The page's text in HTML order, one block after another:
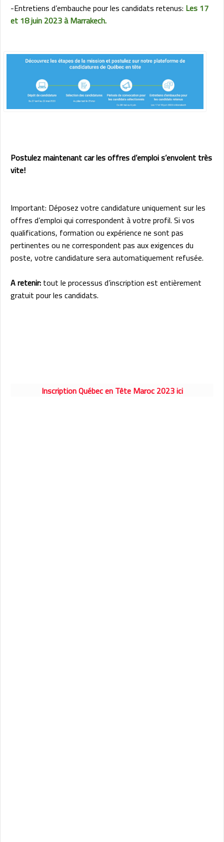
-Entretiens d’embauche pour les candidats retenus: Les 17
et 18 juin 2023 à Marrakech.
Postulez maintenant car les offres d’emploi s’envolent très
vite!
Important: Déposez votre candidature uniquement sur les
offres d’emploi qui correspondent à votre profil. Si vos
qualifications, formation ou expérience ne sont pas
pertinentes ou ne correspondent pas aux exigences du
poste, votre candidature sera automatiquement refusée.
A retenir:tout le processus d’inscription est entièrement
gratuit pour les candidats.
Inscription Québec en Tête Maroc 2023 ici